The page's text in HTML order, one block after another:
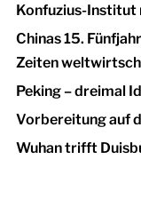
Konfuzius-Institut
Chinas 15.
Zeiten
Peking – dreimal
Vorbereitung auf
Wuhan trifft